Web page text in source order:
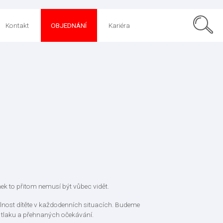
Kontakt OBJEDNÁNÍ Kariéra
to přitom nemusí být vůbec vidět.
dítěte v každodenních situacích. Budeme
a přehnaných očekávání.